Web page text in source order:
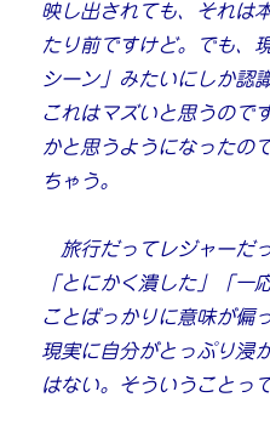
映し出されても、それは
たり前ですけど。でも、
シーン」みたいにしか認
これはマズいと思うので
かと思うようになったの
ちゃう。
旅行だってレジャーだ
「とにかく潰した」「一
ことばっかりに意味が偏
現実に自分がとっぷり浸
はない。そういうことっ